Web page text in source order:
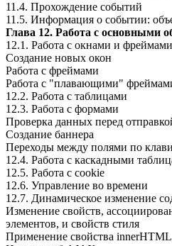
11.4. Прохождение событий
11.5. Информация о событии:
Глава 12. Работа с основными
12.1. Работа с окнами и фреймами
Создание новых окон
Работа с фреймами
Работа с "плавающими"
12.2. Работа с таблицами
12.3. Работа с формами
Проверка данных перед
Создание баннера
Переходы между полями по
12.4. Работа с каскадными
12.5. Работа с cookie
12.6. Управление во времени
12.7. Динамическое изменение
Изменение свойств,
элементов, и свойств стиля
Применение свойства